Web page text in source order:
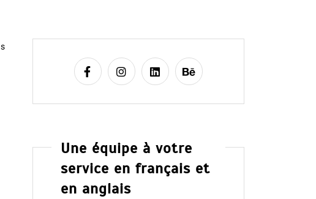
Une équipe à votre
service en français et
en anglais